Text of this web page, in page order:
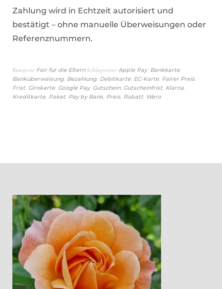
Zahlung wird in Echtzeit autorisiert und
bestätigt – ohne manuelle Überweisungen oder
Referenznummern.
Kategorie Fair für die Eltern Schlagwörter Apple Pay, Bankkarte
Banküberweisung Bezahlung Debitkarte EC-Karte Fairer Preis
Frist Girokarte Google Pay, Gutschein, Gutscheinfrist Klarna
Kreditkarte Paket Pay by Bank, Preis Rabatt Wero